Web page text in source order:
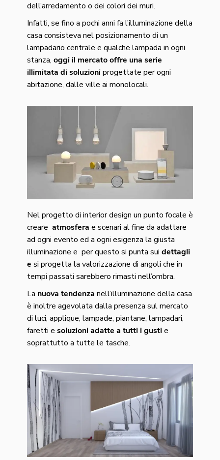
dell’arredamento o dei colori dei muri.
Infatti, se fino a pochi anni fa l’illuminazione della
casa consisteva nel posizionamento di un
lampadario centrale e qualche lampada in ogni
stanza, oggi il mercato offre una serie
illimitata di soluzioniprogettate per ogni
abitazione, dalle ville ai monolocali.
Nel progetto di interior design un punto focale è
creare atmosfera e scenari al fine da adattare
ad ogni evento ed a ogni esigenza la giusta
illuminazione e per questo si punta sui dettagli
e si progetta la valorizzazione di angoli che in
tempi passati sarebbero rimasti nell’ombra.
La nuova tendenza nell’illuminazione della casa
è inoltre agevolata dalla presenza sul mercato
di luci, applique, lampade, piantane, lampadari,
faretti e soluzioni adatte a tutti i gustie
soprattutto a tutte le tasche.